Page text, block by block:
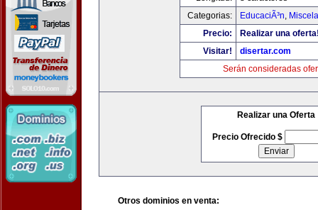
Categorias:
EducaciÃ³n,
Precio:
Realizar una
Visitar!
disertar.com
Serán consideradas
Realizar una Oferta
Precio Ofrecido $
Otros dominios en venta: